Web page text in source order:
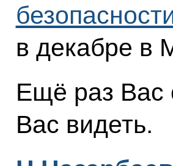
в декабре в
Ещё раз Вас
Вас видеть.